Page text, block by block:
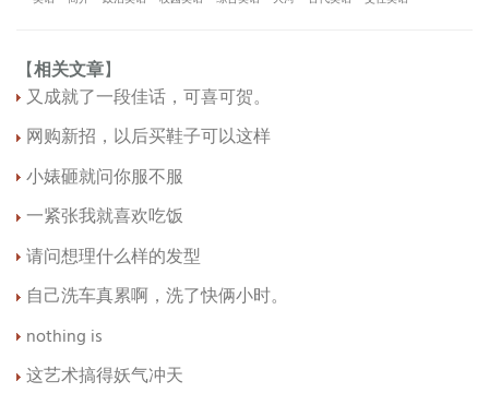
【相关文章】
又成就了一段佳话，可喜可贺。
网购新招，以后买鞋子可以这样
小婊砸就问你服不服
一紧张我就喜欢吃饭
请问想理什么样的发型
自己洗车真累啊，洗了快俩小时。
nothing is
这艺术搞得妖气冲天